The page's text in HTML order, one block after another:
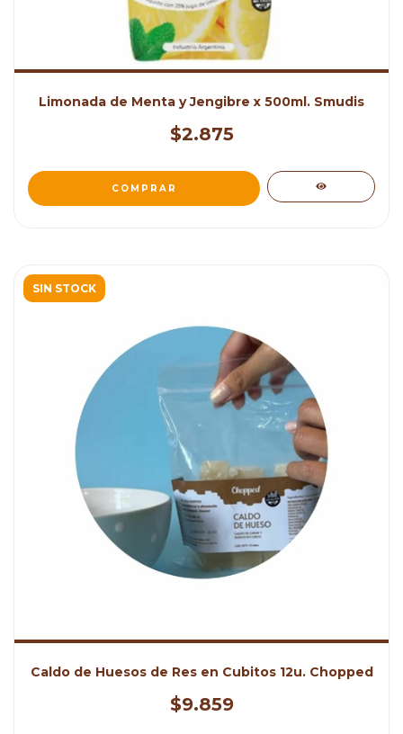
Limonada de Menta y Jengibre x 500ml. Smudis
$2.875
SIN STOCK
Caldo de Huesos de Res en Cubitos 12u. Chopped
$9.859